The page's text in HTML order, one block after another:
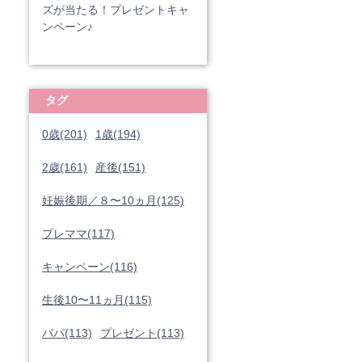
ズが当たる！プレゼントキャ
ンペーン♪
タグ
0歳(201) 1歳(194)
2歳(161) 産後(151)
妊娠後期／８〜10ヵ月(125)
プレママ(117)
キャンペーン(116)
生後10〜11ヵ月(115)
パパ(113) プレゼント(113)